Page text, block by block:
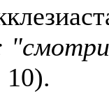
10).